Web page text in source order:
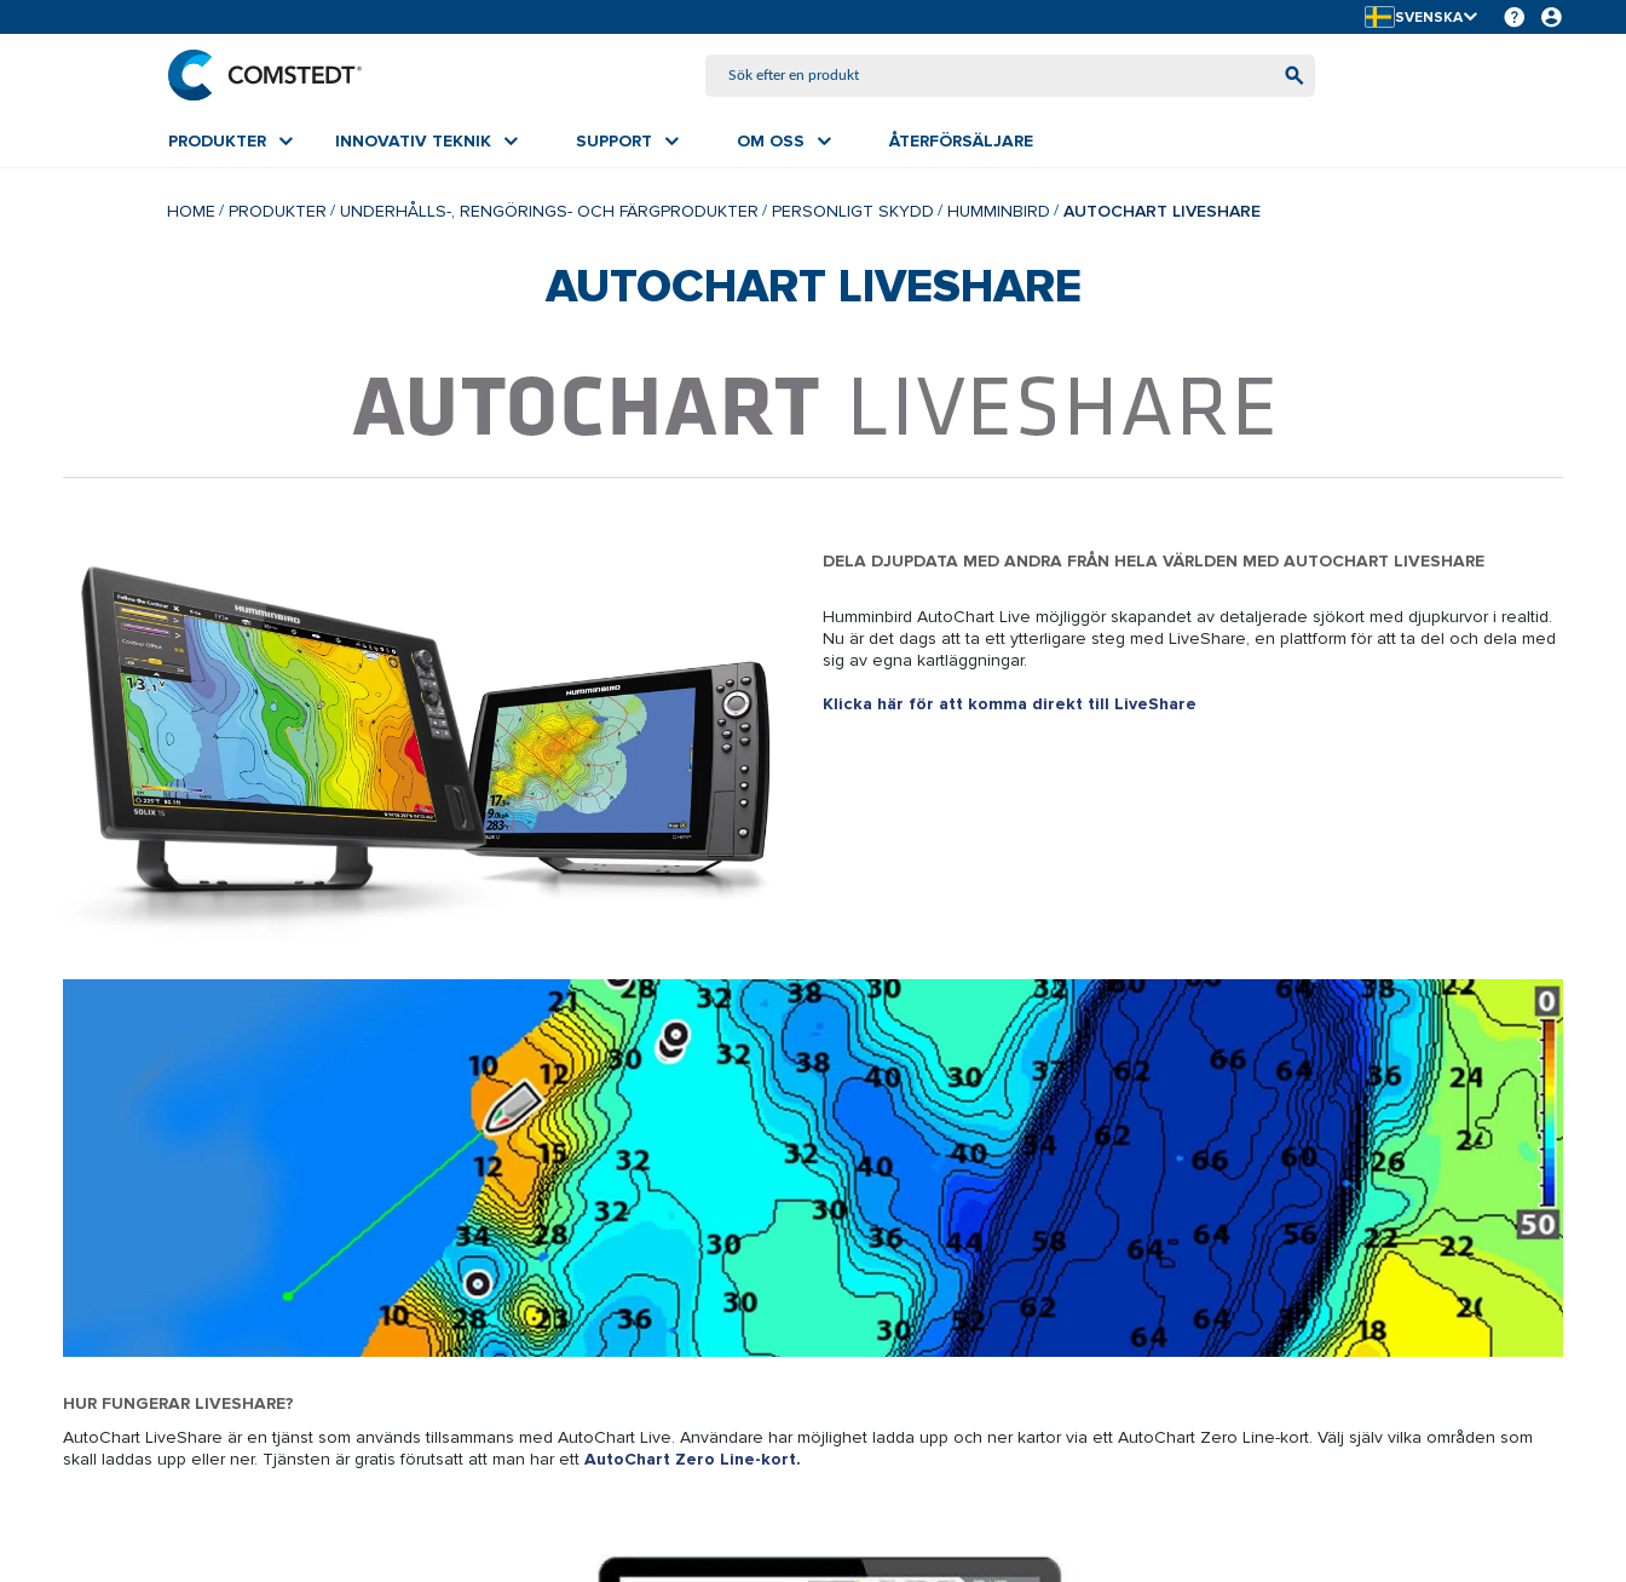
SVENSKA
PRODUKTER INNOVATIV TEKNIK SUPPORT OM OSS ÅTERFÖRSÄLJARE
HOME PRODUKTER UNDERHÅLLS-, RENGÖRINGS- OCH FÄRGPRODUKTER PERSONLIGT SKYDD HUMMINBIRD AUTOCHART LIVESHARE
AUTOCHART LIVESHARE
DELA DJUPDATA MED ANDRA FRÅN HELA VÄRLDEN MED AUTOCHART LIVESHARE
Humminbird AutoChart Live möjliggör skapandet av detaljerade sjökort med djupkurvor i realtid.
Nu är det dags att ta ett ytterligare steg med LiveShare, en plattform för att ta del och dela med
sig av egna kartläggningar.
Klicka här för att komma direkt till LiveShare
HUR FUNGERAR LIVESHARE?
AutoChart LiveShare är en tjänst som används tillsammans med AutoChart Live. Användare har möjlighet ladda upp och ner kartor via ett AutoChart Zero Line-kort. Välj själv vilka områden som
skall laddas upp eller ner. Tjänsten är gratis förutsatt att man har ett AutoChart Zero Line-kort.